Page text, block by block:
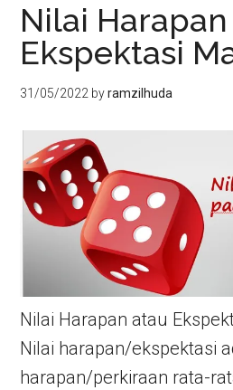
Nilai
Ekspektasi
31/05/2022 byramzilhuda
Nilai Harapan atau
Nilai harapan/ekspektasi
harapan/perkiraan rata-